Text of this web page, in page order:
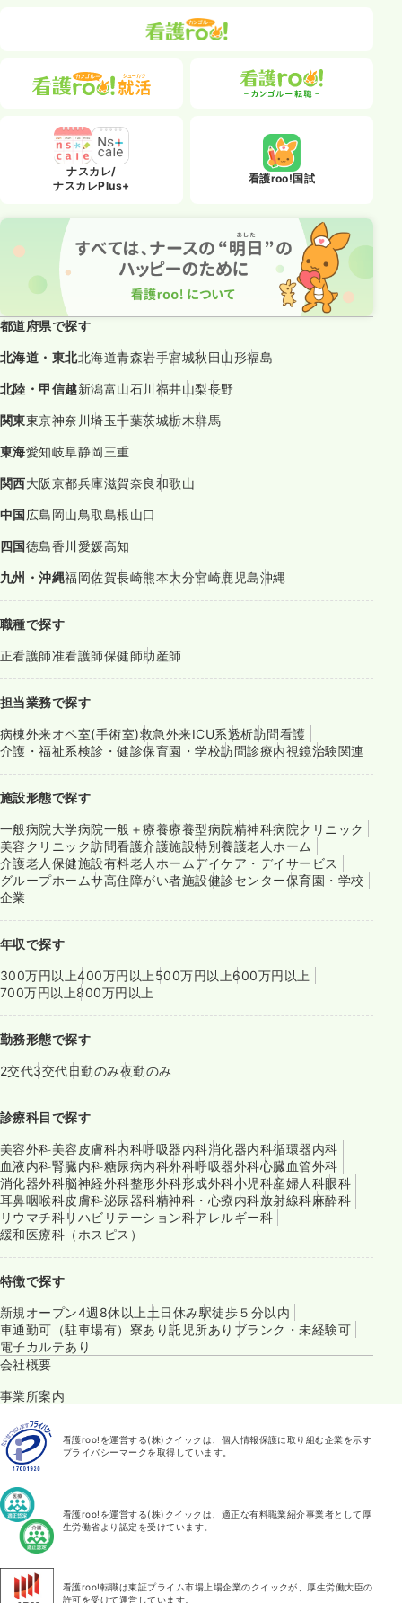
ナスカレ/
ナスカレPlus+
看護roo!国試
都道府県で探す
北海道・東北北海道青森岩手宮城秋田山形福島
北陸・甲信越新潟富山石川福井山梨長野
関東東京神奈川埼玉千葉茨城栃木群馬
東海愛知岐阜静岡三重
関西大阪京都兵庫滋賀奈良和歌山
中国広島岡山鳥取島根山口
四国徳島香川愛媛高知
九州・沖縄福岡佐賀長崎熊本大分宮崎鹿児島沖縄
職種で探す
正看護師准看護師保健師助産師
担当業務で探す
病棟外来オペ室(手術室)救急外来ICU系透析訪問看護
介護・福祉系検診・健診保育園・学校訪問診療内視鏡治験関連
施設形態で探す
一般病院大学病院一般＋療養療養型病院精神科病院クリニック
美容クリニック訪問看護介護施設特別養護老人ホーム
介護老人保健施設有料老人ホームデイケア・デイサービス
グループホームサ高住障がい者施設健診センター保育園・学校
企業
年収で探す
300万円以上400万円以上 500万円以上600万円以上
700万円以上800万円以上
勤務形態で探す
2交代3交代日勤のみ夜勤のみ
診療科目で探す
美容外科美容皮膚科内科呼吸器内科消化器内科循環器内科
血液内科腎臓内科糖尿病内科外科呼吸器外科心臓血管外科
消化器外科脳神経外科整形外科形成外科小児科産婦人科眼科
耳鼻咽喉科皮膚科泌尿器科精神科・心療内科放射線科麻酔科
リウマチ科リハビリテーション科アレルギー科
緩和医療科（ホスピス）
特徴で探す
新規オープン4週8休以上 土日休み駅徒歩５分以内
車通勤可（駐車場有） 寮あり託児所あり ブランク・未経験可
電子カルテあり
会社概要
事業所案内
看護roo!を運営する(株)クイックは、個人情報保護に取り組む企業を示す
プライバシーマークを取得しています。
看護roo!を運営する(株)クイックは、適正な有料職業紹介事業者として厚
生労働省より認定を受けています。
看護roo!転職は東証プライム市場上場企業のクイックが、厚生労働大臣の
許可を受けて運営しています。